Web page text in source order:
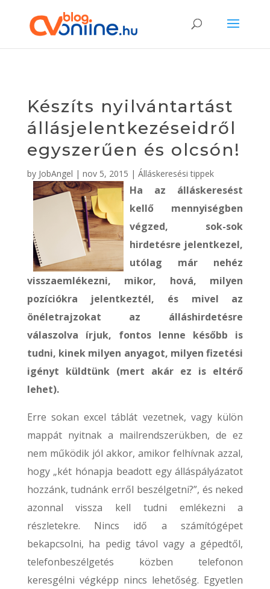
Készíts nyilvántartást
állásjelentkezéseidről
egyszerűen és olcsón!
by JobAngel | nov 5, 2015 | Álláskeresési tippek
Ha az álláskeresést
kellő mennyiségben
végzed, sok-sok
hirdetésre jelentkezel,
utólag már nehéz
visszaemlékezni, mikor, hová, milyen
pozíciókra jelentkeztél, és mivel az
önéletrajzokat az álláshirdetésre
válaszolva írjuk, fontos lenne később is
tudni, kinek milyen anyagot, milyen fizetési
igényt küldtünk (mert akár ez is eltérő
lehet).
Erre sokan excel táblát vezetnek, vagy külön
mappát nyitnak a mailrendszerükben, de ez
nem működik jól akkor, amikor felhívnak azzal,
hogy „két hónapja beadott egy álláspályázatot
hozzánk, tudnánk erről beszélgetni?”, és neked
azonnal vissza kell tudni emlékezni a
részletekre. Nincs idő a számítógépet
bekapcsolni, ha pedig távol vagy a gépedtől,
telefonbeszélgetés közben telefonon
keresgélni végképp nincs lehetőség. Egyetlen